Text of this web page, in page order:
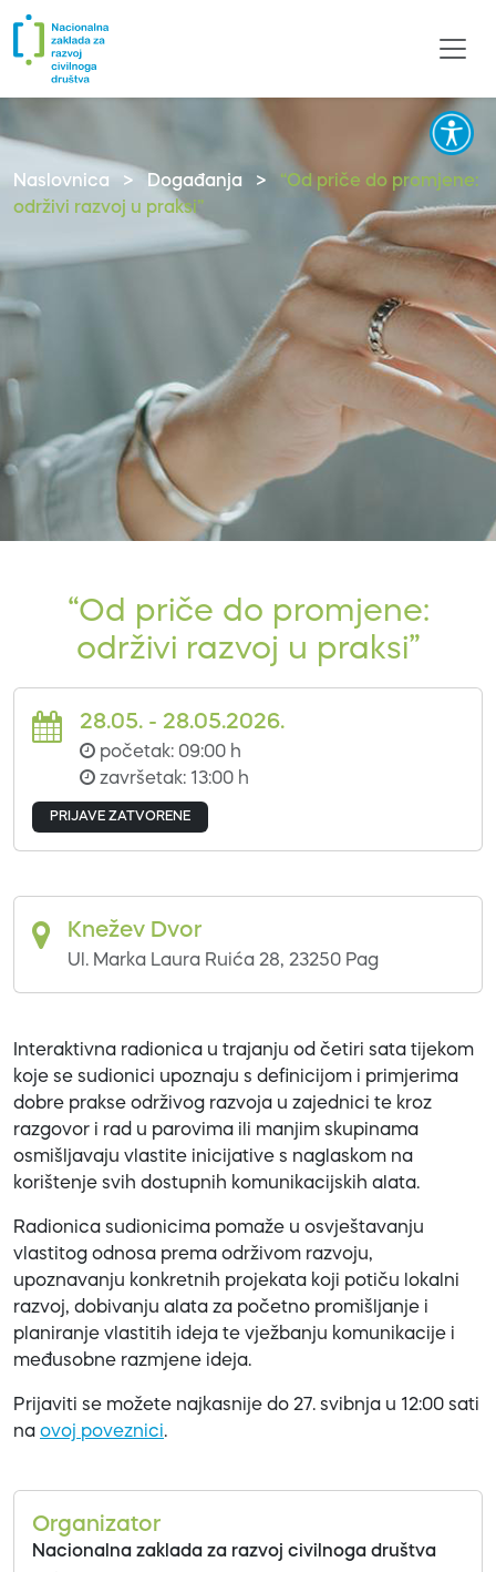
Naslovnica > Događanja >
“Od priče do promjene:
održivi razvoj u praksi”
“Od priče do promjene:
održivi razvoj u praksi”
28.05. - 28.05.2026.
početak: 09:00 h
završetak: 13:00 h
PRIJAVE ZATVORENE
Knežev Dvor
Ul. Marka Laura Ruića 28, 23250 Pag
Interaktivna radionica u trajanju od četiri sata tijekom
koje se sudionici upoznaju s definicijom i primjerima
dobre prakse održivog razvoja u zajednici te kroz
razgovor i rad u parovima ili manjim skupinama
osmišljavaju vlastite inicijative s naglaskom na
korištenje svih dostupnih komunikacijskih alata.
Radionica sudionicima pomaže u osvještavanju
vlastitog odnosa prema održivom razvoju,
upoznavanju konkretnih projekata koji potiču lokalni
razvoj, dobivanju alata za početno promišljanje i
planiranje vlastitih ideja te vježbanju komunikacije i
međusobne razmjene ideja.
Prijaviti se možete najkasnije do 27. svibnja u 12:00 sati
na ovoj poveznici.
Organizator
Nacionalna zaklada za razvoj civilnoga društva